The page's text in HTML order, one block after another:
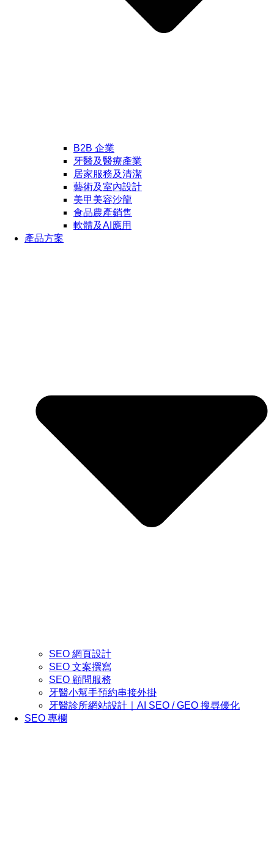
B2B 企業
牙醫及醫療產業
居家服務及清潔
藝術及室內設計
美甲美容沙龍
食品農產銷售
軟體及AI應用
產品方案
SEO 網頁設計
SEO 文案撰寫
SEO 顧問服務
牙醫小幫手預約串接外掛
牙醫診所網站設計｜AI SEO / GEO 搜尋優化
SEO 專欄